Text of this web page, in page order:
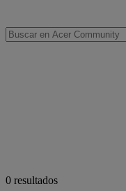
0 resultados